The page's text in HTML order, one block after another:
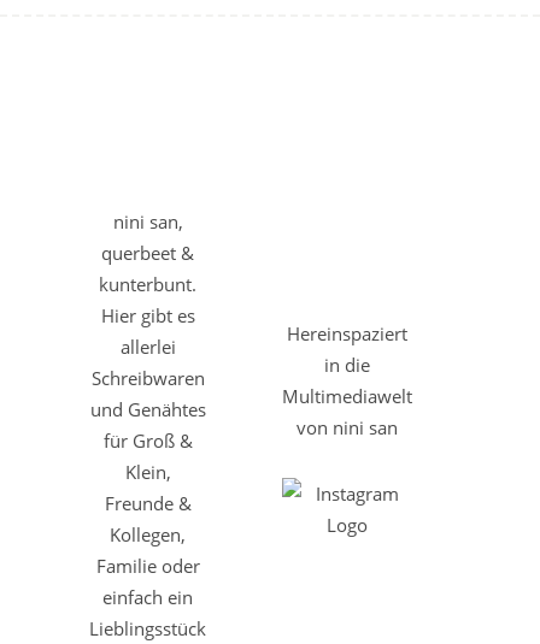
nini san,
querbeet &
kunterbunt.
Hier gibt es
allerlei
Schreibwaren
und Genähtes
für Groß &
Klein,
Freunde &
Kollegen,
Familie oder
einfach ein
Lieblingsstück
Hereinspaziert
in die
Multimediawelt
von nini san